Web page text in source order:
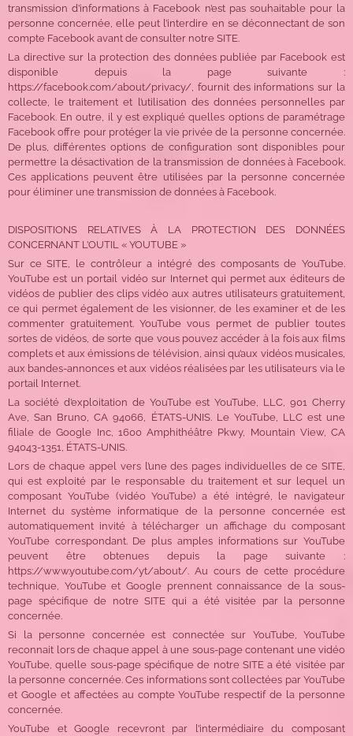
transmission d’informations à Facebook n’est pas souhaitable pour la
personne concernée, elle peut l’interdire en se déconnectant de son
compte Facebook avant de consulter notre SITE.
La directive sur la protection des données publiée par Facebook est
disponible depuis la page suivante :
https://facebook.com/about/privacy/, fournit des informations sur la
collecte, le traitement et l’utilisation des données personnelles par
Facebook. En outre, il y est expliqué quelles options de paramétrage
Facebook offre pour protéger la vie privée de la personne concernée.
De plus, différentes options de configuration sont disponibles pour
permettre la désactivation de la transmission de données à Facebook.
Ces applications peuvent être utilisées par la personne concernée
pour éliminer une transmission de données à Facebook.
DISPOSITIONS RELATIVES À LA PROTECTION DES DONNÉES
CONCERNANT L’OUTIL « YOUTUBE »
Sur ce SITE, le contrôleur a intégré des composants de YouTube.
YouTube est un portail vidéo sur Internet qui permet aux éditeurs de
vidéos de publier des clips vidéo aux autres utilisateurs gratuitement,
ce qui permet également de les visionner, de les examiner et de les
commenter gratuitement. YouTube vous permet de publier toutes
sortes de vidéos, de sorte que vous pouvez accéder à la fois aux films
complets et aux émissions de télévision, ainsi qu’aux vidéos musicales,
aux bandes-annonces et aux vidéos réalisées par les utilisateurs via le
portail Internet.
La société d’exploitation de YouTube est YouTube, LLC, 901 Cherry
Ave, San Bruno, CA 94066, ÉTATS-UNIS. Le YouTube, LLC est une
filiale de Google Inc, 1600 Amphithéâtre Pkwy, Mountain View, CA
94043-1351, ÉTATS-UNIS.
Lors de chaque appel vers l’une des pages individuelles de ce SITE,
qui est exploité par le responsable du traitement et sur lequel un
composant YouTube (vidéo YouTube) a été intégré, le navigateur
Internet du système informatique de la personne concernée est
automatiquement invité à télécharger un affichage du composant
YouTube correspondant. De plus amples informations sur YouTube
peuvent être obtenues depuis la page suivante :
https://www.youtube.com/yt/about/. Au cours de cette procédure
technique, YouTube et Google prennent connaissance de la sous-
page spécifique de notre SITE qui a été visitée par la personne
concernée.
Si la personne concernée est connectée sur YouTube, YouTube
reconnait lors de chaque appel à une sous-page contenant une vidéo
YouTube, quelle sous-page spécifique de notre SITE a été visitée par
la personne concernée. Ces informations sont collectées par YouTube
et Google et affectées au compte YouTube respectif de la personne
concernée.
YouTube et Google recevront par l’intermédiaire du composant